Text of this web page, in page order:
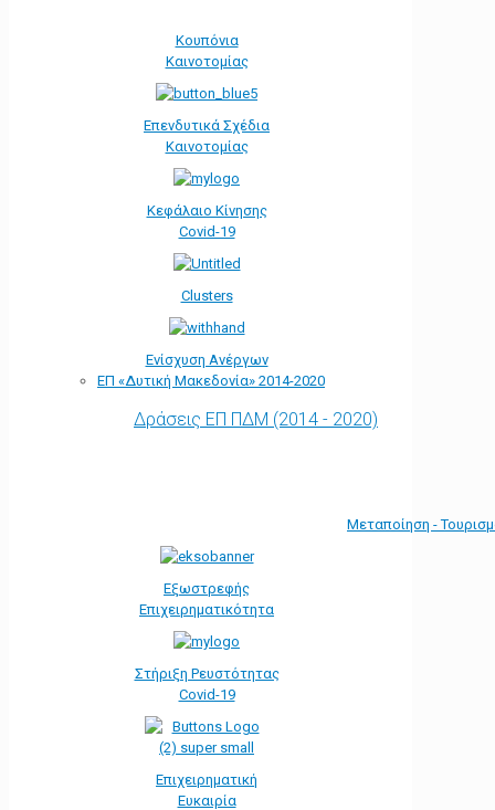
Κουπόνια
Καινοτομίας
Επενδυτικά Σχέδια
Καινοτομίας
Κεφάλαιο Κίνησης
Covid-19
Clusters
Ενίσχυση Ανέργων
ΕΠ «Δυτική Μακεδονία» 2014-2020
Δράσεις ΕΠ ΠΔΜ (2014 - 2020)
Μεταποίηση -
Εξωστρεφής
Επιχειρηματικότητα
Στήριξη Ρευστότητας
Covid-19
Επιχειρηματική
Ευκαιρία